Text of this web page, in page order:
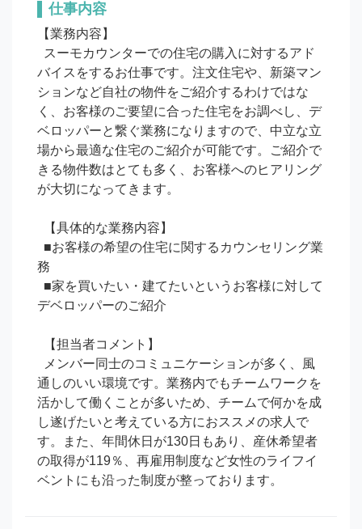
仕事内容
【業務内容】
バイスをするお仕事です。注文住宅や、新築マン
ションなど自社の物件をご紹介するわけではな
く、お客様のご要望に合った住宅をお調べし、デ
ベロッパーと繋ぐ業務になりますので、中立な立
場から最適な住宅のご紹介が可能です。ご紹介で
きる物件数はとても多く、お客様へのヒアリング
が大切になってきます。
務
デベロッパーのご紹介
通しのいい環境です。業務内でもチームワークを
活かして働くことが多いため、チームで何かを成
し遂げたいと考えている方におススメの求人で
す。また、年間休日が130日もあり、産休希望者
の取得が119％、再雇用制度など女性のライフイ
ベントにも沿った制度が整っております。